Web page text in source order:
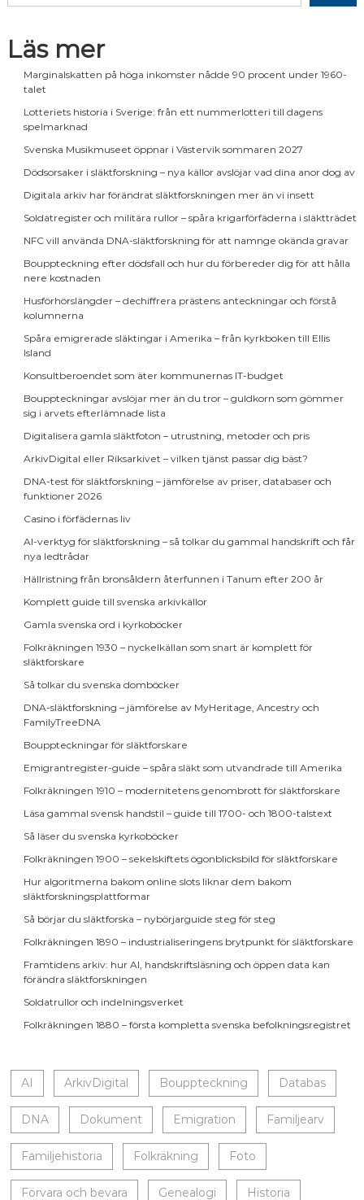
Läs mer
Marginalskatten på höga inkomster nådde 90 procent under 1960-
talet
Lotteriets historia i Sverige: från ett nummerlotteri till dagens
spelmarknad
Svenska Musikmuseet öppnar i Västervik sommaren 2027
Dödsorsaker i släktforskning – nya källor avslöjar vad dina anor dog av
Digitala arkiv har förändrat släktforskningen mer än vi insett
Soldatregister och militära rullor – spåra krigarförfäderna i släktträdet
NFC vill använda DNA-släktforskning för att namnge okända gravar
Bouppteckning efter dödsfall och hur du förbereder dig för att hålla
nere kostnaden
Husförhörslängder – dechiffrera prästens anteckningar och förstå
kolumnerna
Spåra emigrerade släktingar i Amerika – från kyrkboken till Ellis
Island
Konsultberoendet som äter kommunernas IT-budget
Bouppteckningar avslöjar mer än du tror – guldkorn som gömmer
sig i arvets efterlämnade lista
Digitalisera gamla släktfoton – utrustning, metoder och pris
ArkivDigital eller Riksarkivet – vilken tjänst passar dig bäst?
DNA-test för släktforskning – jämförelse av priser, databaser och
funktioner 2026
Casino i förfädernas liv
AI-verktyg för släktforskning – så tolkar du gammal handskrift och får
nya ledtrådar
Hällristning från bronsåldern återfunnen i Tanum efter 200 år
Komplett guide till svenska arkivkällor
Gamla svenska ord i kyrkoböcker
Folkräkningen 1930 – nyckelkällan som snart är komplett för
släktforskare
Så tolkar du svenska domböcker
DNA-släktforskning – jämförelse av MyHeritage, Ancestry och
FamilyTreeDNA
Bouppteckningar för släktforskare
Emigrantregister-guide – spåra släkt som utvandrade till Amerika
Folkräkningen 1910 – modernitetens genombrott för släktforskare
Läsa gammal svensk handstil – guide till 1700- och 1800-talstext
Så läser du svenska kyrkoböcker
Folkräkningen 1900 – sekelskiftets ögonblicksbild för släktforskare
Hur algoritmerna bakom online slots liknar dem bakom
släktforskningsplattformar
Så börjar du släktforska – nybörjarguide steg för steg
Folkräkningen 1890 – industrialiseringens brytpunkt för släktforskare
Framtidens arkiv: hur AI, handskriftsläsning och öppen data kan
förändra släktforskningen
Soldatrullor och indelningsverket
Folkräkningen 1880 – första kompletta svenska befolkningsregistret
AI ArkivDigital Bouppteckning Databas
DNA Dokument Emigration Familjearv
Familjehistoria Folkräkning Foto
Förvara och bevara Genealogi Historia